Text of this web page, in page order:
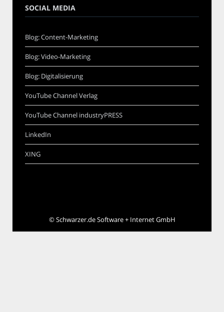
SOCIAL MEDIA
Blog: Content-Marketing
Blog: Video-Marketing
Blog: Digitalisierung
YouTube Channel Verlag
YouTube Channel industryPRESS
LinkedIn
XING
©Schwarzer.de Software + Internet GmbH